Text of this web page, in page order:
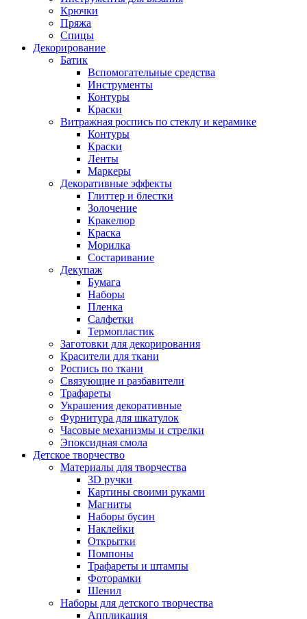
Крючки
Пряжа
Спицы
Декорирование
Батик
Вспомогательные средства
Инструменты
Контуры
Краски
Витражная роспись по стеклу и керамике
Контуры
Краски
Ленты
Маркеры
Декоративные эффекты
Глиттер и блестки
Золочение
Кракелюр
Краска
Морилка
Состаривание
Декупаж
Бумага
Наборы
Пленка
Салфетки
Термопластик
Заготовки для декорирования
Красители для ткани
Роспись по ткани
Связующие и разбавители
Трафареты
Украшения декоративные
Фурнитура для шкатулок
Часовые механизмы и стрелки
Эпоксидная смола
Детское творчество
Материалы для творчества
3D ручки
Картины своими руками
Магниты
Наборы бусин
Наклейки
Открытки
Помпоны
Трафареты и штампы
Фоторамки
Шенил
Наборы для детского творчества
Аппликация